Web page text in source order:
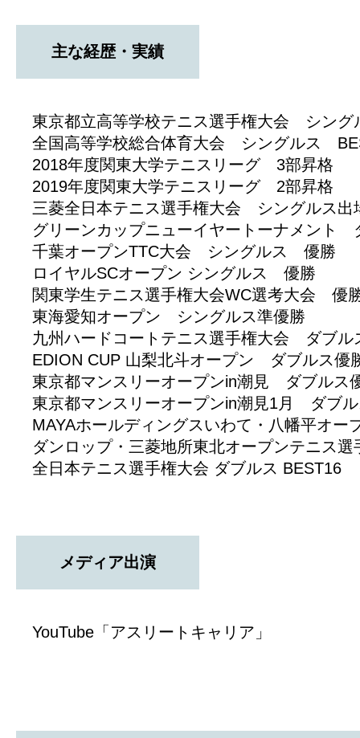
主な経歴・実績
東京都立高等学校テニス選手権大会 シング
全国高等学校総合体育大会 シングルス
2018年度関東大学テニスリーグ 3部昇格
2019年度関東大学テニスリーグ 2部昇格
三菱全日本テニス選手権大会 シングルス出
グリーンカップニューイヤートーナメント
千葉オープンTTC大会 シングルス 優勝
ロイヤルSCオープン シングルス 優勝
関東学生テニス選手権大会WC選考大会 優
東海愛知オープン シングルス準優勝
九州ハードコートテニス選手権大会 ダブル
EDION CUP 山梨北斗オープン ダブルス優
東京都マンスリーオープンin潮見 ダブルス
東京都マンスリーオープンin潮見1月 ダブ
MAYAホールディングスいわて・八幡平オ
ダンロップ・三菱地所東北オープンテニス
全日本テニス選手権大会 ダブルス BEST16
メディア出演
YouTube「アスリートキャリア」